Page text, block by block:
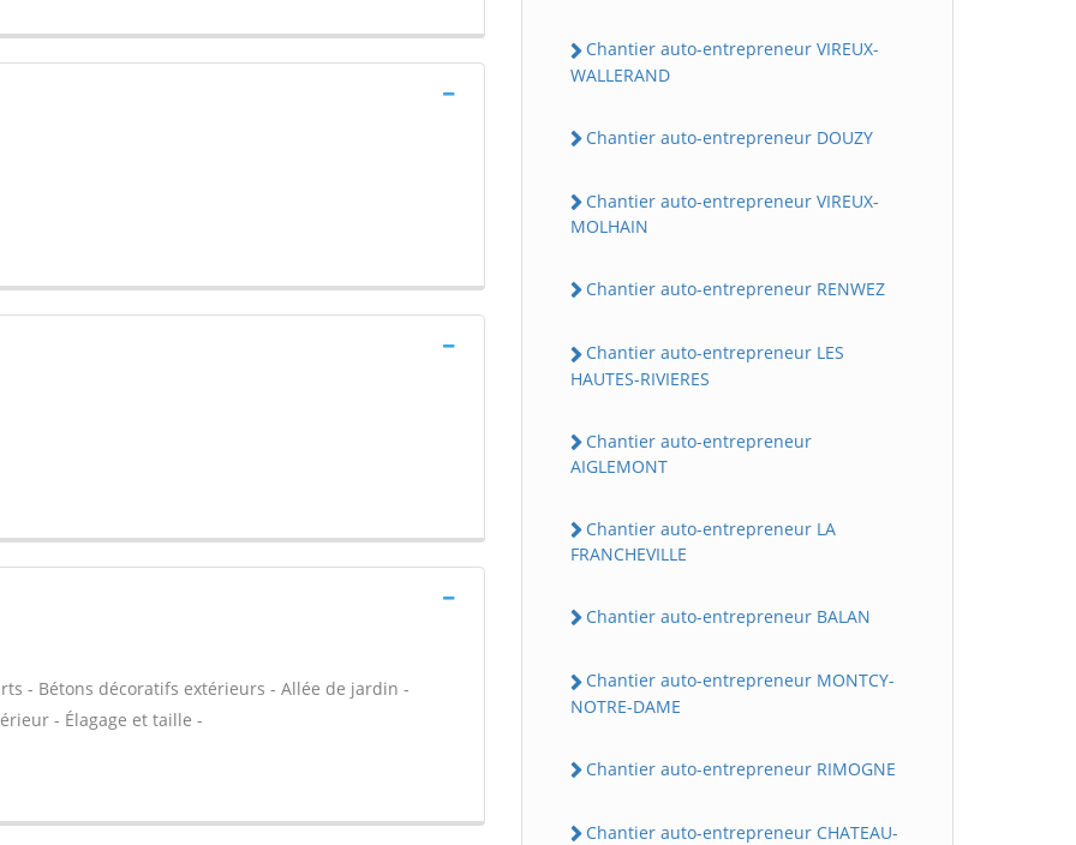
- Bétons décoratifs extérieurs - Allée de jardin -
- Élagage et taille -
Chantier auto-entrepreneur VIREUX-
WALLERAND
Chantier auto-entrepreneur DOUZY
Chantier auto-entrepreneur VIREUX-
MOLHAIN
Chantier auto-entrepreneur RENWEZ
Chantier auto-entrepreneur LES
HAUTES-RIVIERES
Chantier auto-entrepreneur
AIGLEMONT
Chantier auto-entrepreneur LA
FRANCHEVILLE
Chantier auto-entrepreneur BALAN
Chantier auto-entrepreneur MONTCY-
NOTRE-DAME
Chantier auto-entrepreneur RIMOGNE
Chantier auto-entrepreneur CHATEAU-